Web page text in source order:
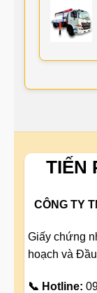
TIẾN
CÔNG TY
Giấy chứng
hoạch và
📞 Hotline: